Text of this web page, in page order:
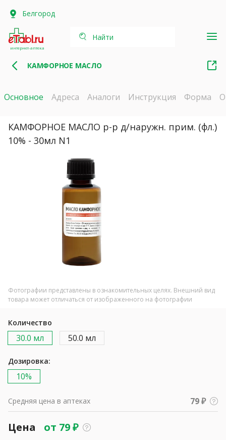
Белгород
интернет-аптека
Найти
КАМФОРНОЕ МАСЛО
Основное Адреса Аналоги Инструкция Форма
КАМФОРНОЕ МАСЛО р-р д/наружн. прим. (фл.)
10% - 30мл N1
Фотографии представлены в ознакомительных целях. Внешний вид
товара может отличаться от изображенного на фотографии
Количество
30.0 мл 50.0 мл
Дозировка:
10%
Средняя цена в аптеках 79 ₽
Цена от 79₽